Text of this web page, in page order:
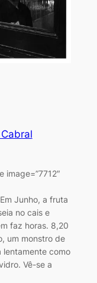
image=”7712″
Junho, a fruta
no cais e
faz horas. 8,20
um monstro de
como
Vê-se a